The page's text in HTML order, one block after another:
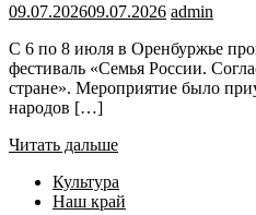
09.07.202609.07.2026 admin
С 6 по 8 июля в Оренбуржье
фестиваль «Семья России.
стране». Мероприятие было
народов […]
Читать дальше
Культура
Наш край